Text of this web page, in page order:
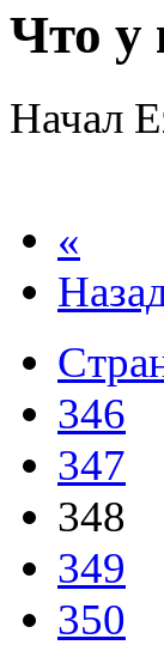
Что у
Начал
«
346
347
348
349
350